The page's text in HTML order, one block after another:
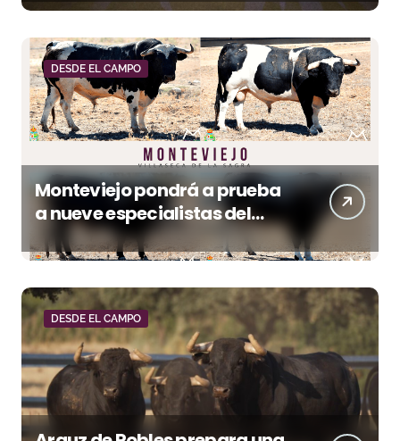
DESDE EL CAMPO
Monteviejo pondrá a prueba
a nueve especialistas del
recorte mañana en Villaseca
DESDE EL CAMPO